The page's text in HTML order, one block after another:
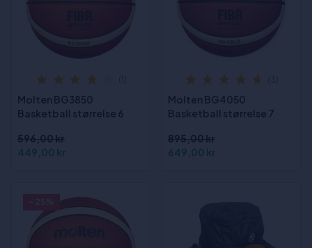
Molten BG3850
Basketball størrelse 6
596,00 kr
449,00 kr
Molten BG4050
Basketball størrelse 7
895,00 kr
649,00 kr